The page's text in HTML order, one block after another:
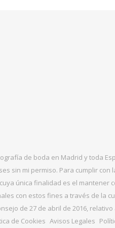
de boda en Madrid y toda
sin mi permiso. Para cumplir con
única finalidad es el mantener
con estos fines a través de la
de 27 de abril de 2016,
de Cookies Avisos Legales